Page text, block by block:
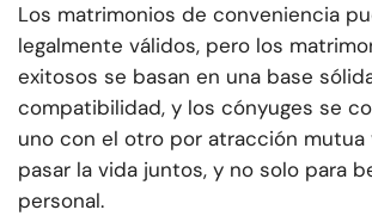
Los matrimonios de conveniencia
legalmente válidos, pero los
exitosos se basan en una base
compatibilidad, y los cónyuges se
uno con el otro por atracción mutua
pasar la vida juntos, y no solo para
personal.